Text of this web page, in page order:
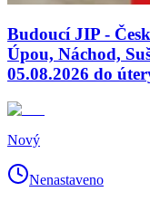
Budoucí JIP -
Úpou, Náchod,
05.08.2026 do
Nový
Nenastaveno